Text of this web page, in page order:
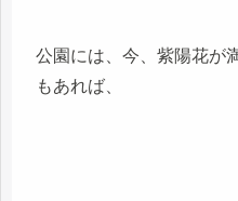
公園には、今、紫陽花が
もあれば、